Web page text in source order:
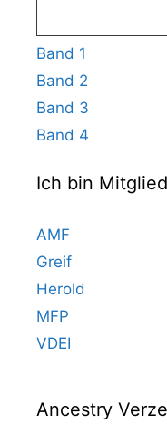
Band 1
Band 2
Band 3
Band 4
Ich bin
AMF
Greif
Herold
MFP
VDEI
Ancestry